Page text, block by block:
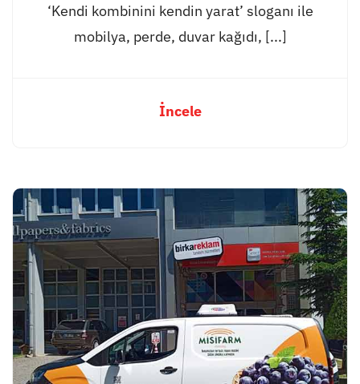
‘Kendi kombinini kendin yarat’ sloganı ile
mobilya, perde, duvar kağıdı, [...]
İncele